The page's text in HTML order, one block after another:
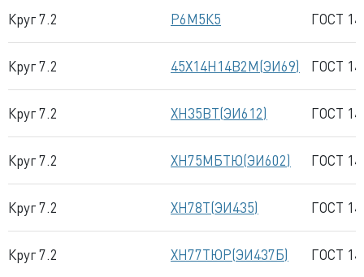
Круг 7.2 Р6М5К5 ГОСТ
Круг 7.2 45Х14Н14В2М(ЭИ69) ГОСТ
Круг 7.2 ХН35ВТ(ЭИ612) ГОСТ
Круг 7.2 ХН75МБТЮ(ЭИ602) ГОСТ
Круг 7.2 ХН78Т(ЭИ435) ГОСТ
Круг 7.2 ХН77ТЮР(ЭИ437Б) ГОСТ